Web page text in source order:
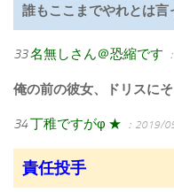
誰もここまでやれとは言
33名無しさん＠恐縮です
俺の前の彼女、ドリスに
34丁稚ですがφ ★ ：2019/
責任投手